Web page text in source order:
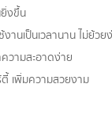
งขึ้น
นเป็นเวลานาน ไม่ย้วย
วามสะอาดง่าย
เพิ่มความสวยงาม